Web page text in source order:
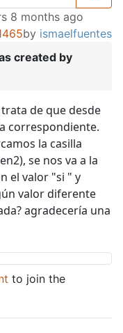
8 months ago
by ismaelfuentes
created by
de que desde
correspondiente.
la casilla
se nos va a la
el valor "si " y
valor diferente
agradecería una
to join the